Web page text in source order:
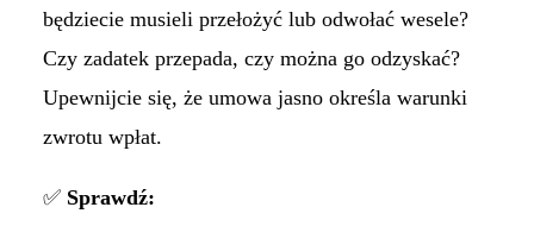
będziecie musieli przełożyć lub odwołać wesele?
Czy zadatek przepada, czy można go odzyskać?
Upewnijcie się, że umowa jasno określa warunki
zwrotu wpłat.
✅ Sprawdź: